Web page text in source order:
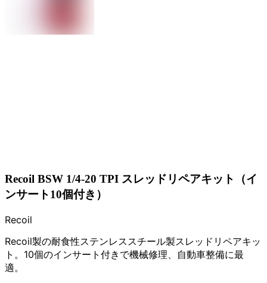
Recoil BSW 1/4-20 TPI スレッドリペアキット（イ
ンサート10個付き）
Recoil
Recoil製の耐食性ステンレススチール製スレッドリペアキッ
ト。10個のインサート付きで機械修理、自動車整備に最
適。